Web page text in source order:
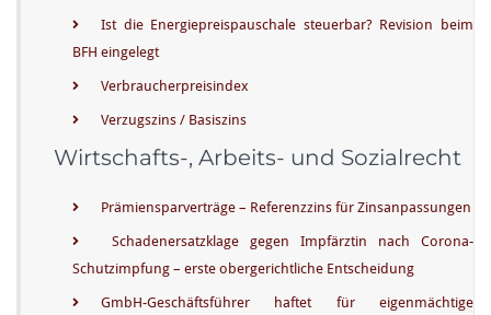
2
Ist die Energiepreispauschale steuerbar? Revision beim
BFH eingelegt
Verbraucherpreisindex
Verzugszins / Basiszins
Wirtschafts-, Arbeits- und Sozialrecht
Prämiensparverträge – Referenzzins für Zinsanpassungen
Schadenersatzklage gegen Impfärztin nach Corona-
Schutzimpfung – erste obergerichtliche Entscheidung
GmbH-Geschäftsführer haftet für eigenmächtige